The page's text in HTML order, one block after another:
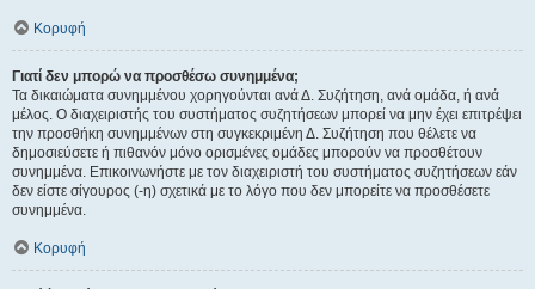
Κορυφή
Γιατί δεν μπορώ να προσθέσω συνημμένα;
Τα δικαιώματα συνημμένου χορηγούνται ανά Δ. Συζήτηση, ανά ομάδα, ή ανά
μέλος. Ο διαχειριστής του συστήματος συζητήσεων μπορεί να μην έχει επιτρέψει
την προσθήκη συνημμένων στη συγκεκριμένη Δ. Συζήτηση που θέλετε να
δημοσιεύσετε ή πιθανόν μόνο ορισμένες ομάδες μπορούν να προσθέτουν
συνημμένα. Επικοινωνήστε με τον διαχειριστή του συστήματος συζητήσεων εάν
δεν είστε σίγουρος (-η) σχετικά με το λόγο που δεν μπορείτε να προσθέσετε
συνημμένα.
Κορυφή